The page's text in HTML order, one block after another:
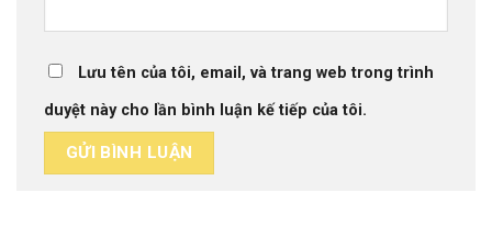
Lưu tên của tôi, email, và trang web trong trình
duyệt này cho lần bình luận kế tiếp của tôi.